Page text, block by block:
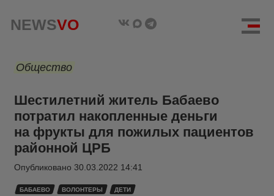
NEWSVO
Общество
Шестилетний житель Бабаево
потратил накопленные деньги
на фрукты для пожилых пациентов
районной ЦРБ
Опубликовано 30.03.2022 14:41
БАБАЕВО ВОЛОНТЕРЫ ДЕТИ